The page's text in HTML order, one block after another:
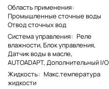
Область применения:
Промышленные сточные воды
Отвод сточных вод
Система управления: Реле
влажности, Блок управления,
Датчик воды в масле,
AUTOADAPT, Дополнительный I/O
Жидкость: Макс.температура
жидкости